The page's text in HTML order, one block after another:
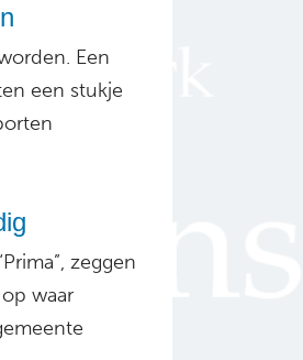
Een
een stukje
zeggen
waar